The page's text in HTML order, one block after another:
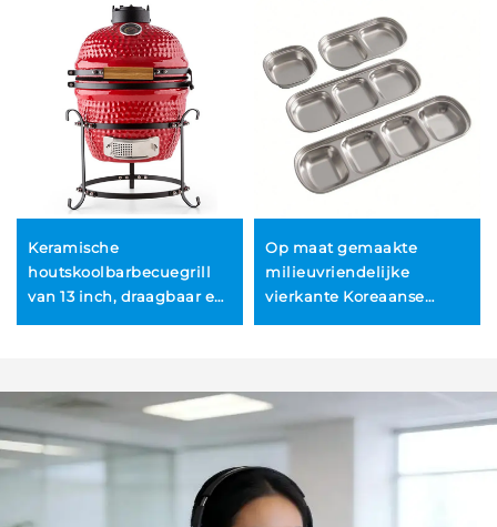
Keramische
houtskoolbarbecuegrill
van 13 inch, draagbaar en
aanraakgevoelige
vlambeveiliging
Op maat gemaakte
milieuvriendelijke
vierkante Koreaanse
thuisgebruik,
minimalistisch ontwerp,
saus, 100 stuks